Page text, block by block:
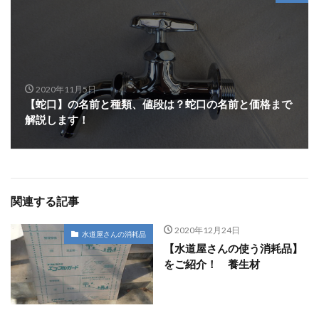
2020年11月5日
【蛇口】の名前と種類、値段は？蛇口の名前と価格まで
解説します！
関連する記事
水道屋さんの消耗品 2020年12月24日
【水道屋さんの使う消耗品】
をご紹介！ 養生材